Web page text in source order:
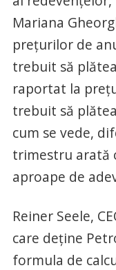
Mariana
preţurilor de
trebuit să
raportat la
trebuit să
cum se vede,
trimestru arată
aproape de
Reiner Seele,
care deţine
formula de